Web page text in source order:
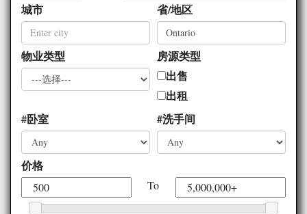
城市 省/地区
物业类型
房源类型
出售
出租
#卧室
#洗手间
价格
To